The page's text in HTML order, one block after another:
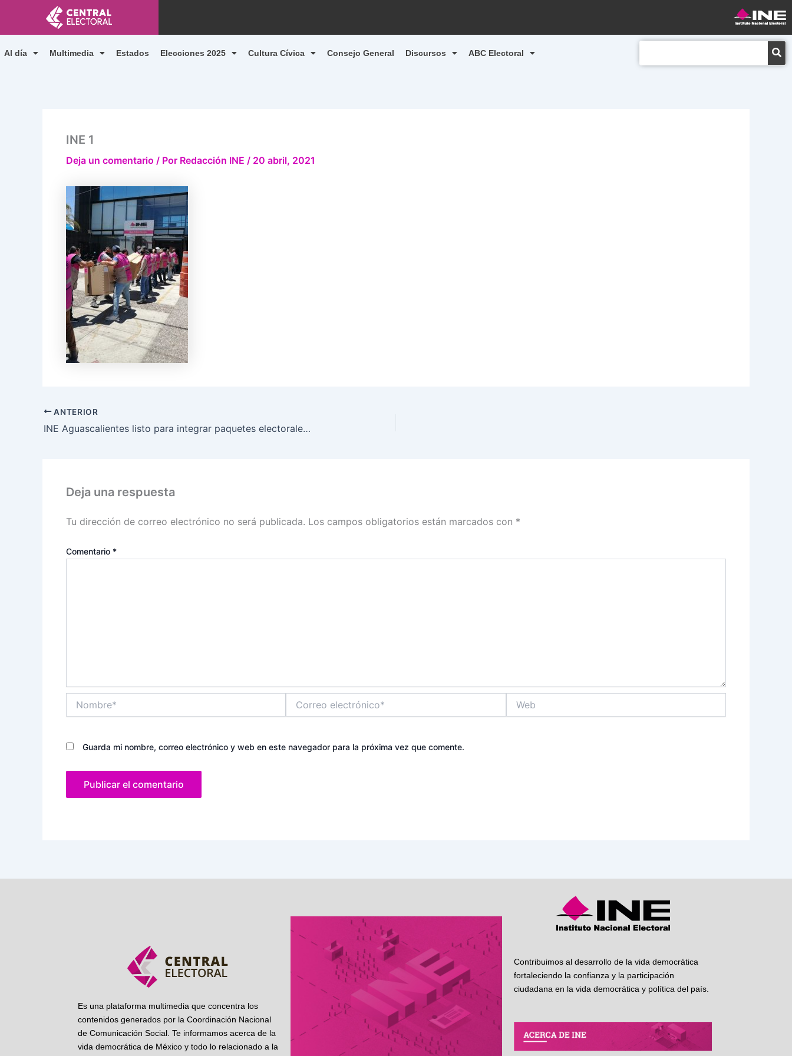
contenido
Al día Multimedia Estados Elecciones 2025 Cultura Cívica Consejo General Discursos ABC Electoral
INE 1
Deja un comentario / Por Redacción INE / 20 abril, 2021
ANTERIOR
INE Aguascalientes listo para integrar paquetes electorales del próximo 6 de junio
Deja una respuesta
Tu dirección de correo electrónico no será publicada. Los campos obligatorios están marcados con *
Comentario *
electrónico*
Guarda mi nombre, correo electrónico y web en este navegador para la próxima vez que comente.
Es una plataforma multimedia que concentra los
contenidos generados por la Coordinación Nacional
de Comunicación Social. Te informamos acerca de la
vida democrática de México y todo lo relacionado a la
Contribuimos al desarrollo de la vida democrática
fortaleciendo la confianza y la participación
ciudadana en la vida democrática y política del país.